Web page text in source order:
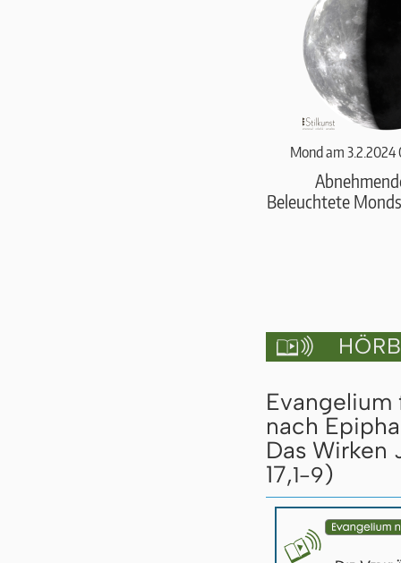
Mond am 3.2.2024
Beleuchtete

nach
Das Wirken
17,1-9)